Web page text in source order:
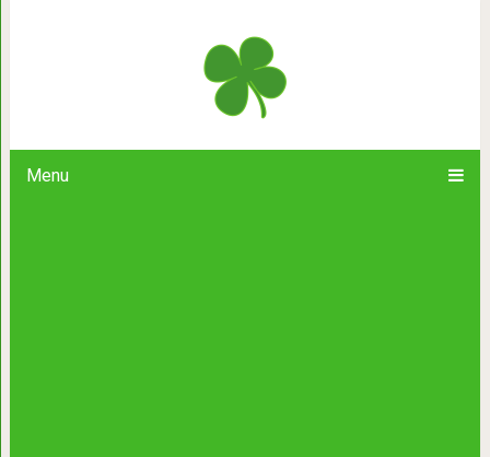
Menu
17 причин, почему кошки —